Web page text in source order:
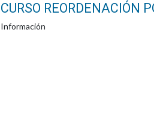
CURSO REORDENACIÓN
Información